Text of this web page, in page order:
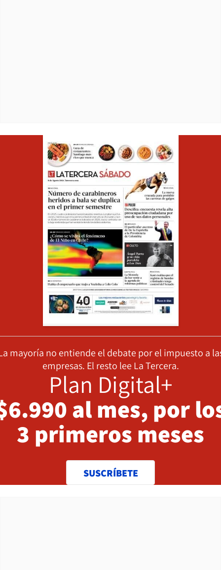
mayoría no entiende el debate por el impuesto a
empresas. El resto lee La Tercera.
Plan Digital+
al mes, por
3 primeros meses
SUSCRÍBETE